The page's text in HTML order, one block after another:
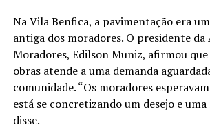
Na Vila Benfica, a pavimentação era
antiga dos moradores. O presidente da
Moradores, Edilson Muniz, afirmou que
obras atende a uma demanda
comunidade. “Os moradores
está se concretizando um desejo e uma
disse.